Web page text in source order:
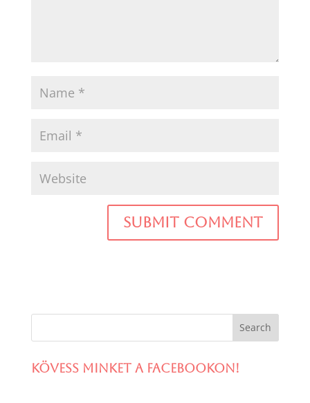
Kövess minket a facebookon!